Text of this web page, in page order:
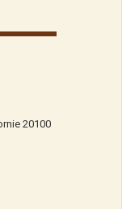
20100